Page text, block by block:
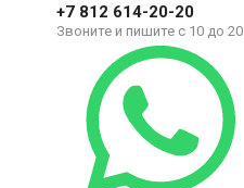
+7 812 614-20-20
Звоните и пишите с 10 до 20